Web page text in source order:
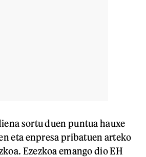
sortu duen puntua hauxe
eta enpresa pribatuen arteko
Ezezkoa emango dio EH